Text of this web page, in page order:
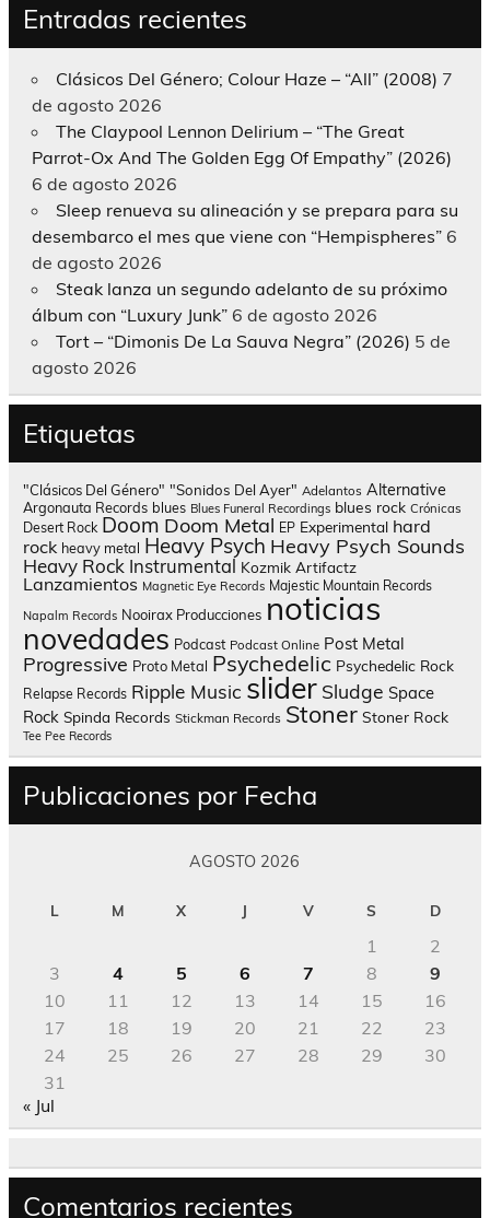
Entradas recientes
Clásicos Del Género; Colour Haze – “All” (2008) 7
de agosto 2026
The Claypool Lennon Delirium – “The Great
Parrot-Ox And The Golden Egg Of Empathy” (2026)
6 de agosto 2026
Sleep renueva su alineación y se prepara para su
desembarco el mes que viene con “Hempispheres” 6
de agosto 2026
Steak lanza un segundo adelanto de su próximo
álbum con “Luxury Junk” 6 de agosto 2026
Tort – “Dimonis De La Sauva Negra” (2026) 5 de
agosto 2026
Etiquetas
"Clásicos Del Género" "Sonidos Del Ayer" Adelantos Alternative
Argonauta Records blues Blues Funeral Recordings blues rock Crónicas
Desert Rock Doom Doom Metal EP Experimental hard
rock heavy metal Heavy Psych Heavy Psych Sounds
Heavy Rock Instrumental Kozmik Artifactz
Lanzamientos Magnetic Eye Records Majestic Mountain Records
Napalm Records Nooirax Producciones noticias
novedades Podcast Podcast Online Post Metal
Progressive Proto Metal Psychedelic Psychedelic Rock
Relapse Records Ripple Music slider Sludge Space
Rock Spinda Records Stickman Records Stoner Stoner Rock
Tee Pee Records
Publicaciones por Fecha
AGOSTO 2026
L M X J V S D
1
2
3
4 5 6 7 8
9
10
11 12 13 14 15
16
17
18 19 20 21 22
23
24
25 26 27 28 29
30
31
« Jul
Comentarios recientes